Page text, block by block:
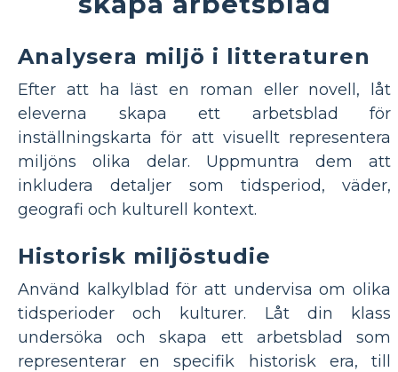
Analysera miljö i litteraturen
Efter att ha läst en roman eller novell, låt
eleverna skapa ett arbetsblad för
inställningskarta för att visuellt representera
miljöns olika delar. Uppmuntra dem att
inkludera detaljer som tidsperiod, väder,
geografi och kulturell kontext.
Historisk miljöstudie
Använd kalkylblad för att undervisa om olika
tidsperioder och kulturer. Låt din klass
undersöka och skapa ett arbetsblad som
representerar en specifik historisk era, till